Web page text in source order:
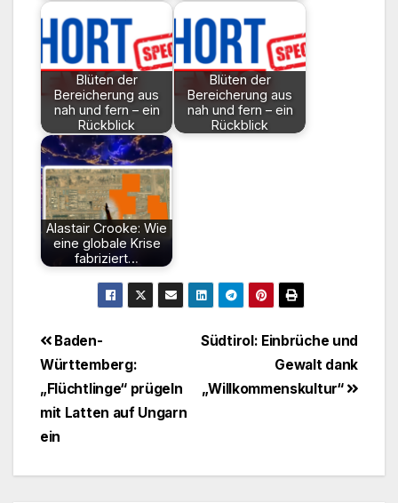
Blüten der
Bereicherung aus
nah und fern – ein
Rückblick
Blüten der
Bereicherung aus
nah und fern – ein
Rückblick
Alastair Crooke: Wie
eine globale Krise
fabriziert…
Beitragsnavigation
Südtirol: Einbrüche und
Gewalt dank
„Willkommenskultur“
Baden-
Württemberg:
„Flüchtlinge“ prügeln
mit Latten auf Ungarn
ein